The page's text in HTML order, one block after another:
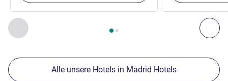
Zurück - Unsere anderen Etablissements in der Nähe
Seite , Unsere anderen Etablissements in der Nähe
Alle unsere Hotels in Madrid Hotels